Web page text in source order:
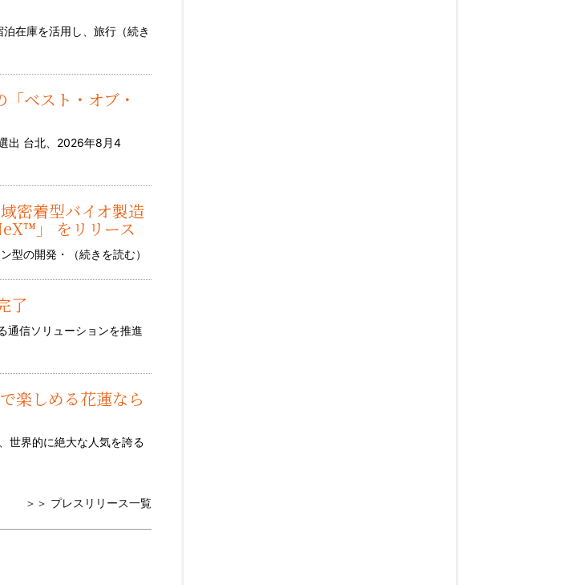
在庫を活用し、旅行（続き
ベスト・オブ・
出 台北、2026年8月4
密着型バイオ製造
」 をリリース
型の開発・（続きを読む）
了
通信ソリューションを推進
楽しめる花蓮なら
界的に絶大な人気を誇る
＞＞ プレスリリース一覧